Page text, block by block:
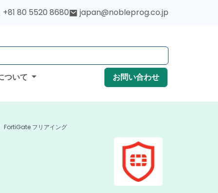
+81 80 5520 8680 japan@nobleprog.co.jp
ついて お問い合わせ
FortiGate フリアイング